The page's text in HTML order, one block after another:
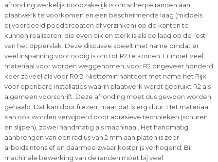
afronding werkelijk noodzakelijk is om scherpe randen aan
plaatwerk te voorkomen en een beschermende laag (middels
bijvoorbeeld poedercoaten of verzinken) op de kanten te
kunnen realiseren, die even dik en sterk is als de laag op de rest
van het oppervlak. Deze discussie speelt met name omdat er
veel inspanning voor nodig is om tot R2 te komen. Er moet veel
materiaal voor worden weggenomen; voor R2 ongeveer honderd
keer zoveel als voor R0.2. Niettemin hanteert met name het Rijk
voor openbare installaties waarin plaatwerk wordt gebruikt R2 als
algemeen voorschrift. Deze afronding moet dus gewoon worden
gehaald. Dat kan door frezen, maar dat is erg duur. Het materiaal
kan ook worden verwijderd door abrasieve technieken (schuren
en slijpen), zowel handmatig als machinaal. Het handmatig
aanbrengen van een radius van 2 mm aan platen is zeer
arbeidsintensief en daarmee zwaar kostprijs verhogend. Bij
machinale bewerking van de randen moet bij veel